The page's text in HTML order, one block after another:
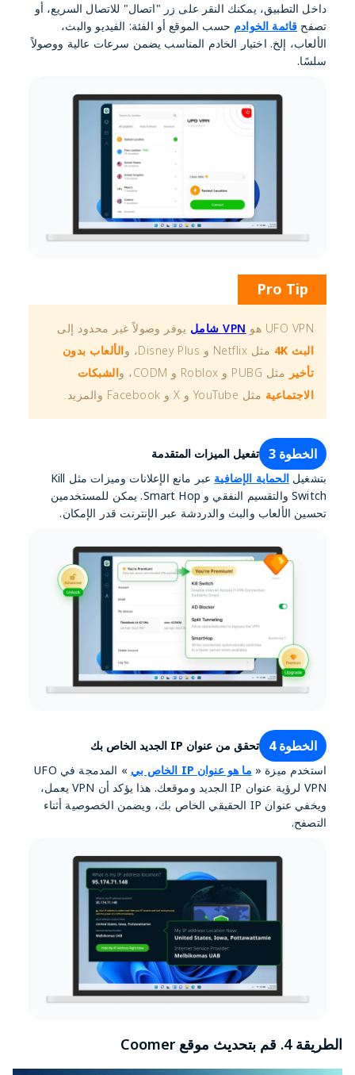
داخل التطبيق، يمكنك النقر على زر "اتصال" للاتصال السريع، أو
تصفح قائمة الخوادم حسب الموقع أو الفئة: الفيديو والبث،
الألعاب، إلخ. اختيار الخادم المناسب يضمن سرعات عالية ووصولاً
سلسًا.
Pro Tip
UFO VPN هو VPN شامل
يوفر وصولاً غير محدود إلى
البث 4K
مثل Netflix و Disney Plus، و
الألعاب بدون
تأخير مثل PUBG و Roblox و CODM، و
الشبكات
الاجتماعية مثل YouTube و X و Facebook والمزيد.
الخطوة 3
تفعيل الميزات المتقدمة
بتشغيلالحماية الإضافية
عبر مانع الإعلانات وميزات مثل Kill
Switch والتقسيم النفقي و Smart Hop. يمكن للمستخدمين
تحسين الألعاب والبث والدردشة عبر الإنترنت قدر الإمكان.
الخطوة 4
تحقق من عنوان IP الجديد الخاص بك
استخدم ميزة « ما هو عنوان IP الخاص بي
» المدمجة في UFO
VPN لرؤية عنوان IP الجديد وموقعك. هذا يؤكد أن VPN يعمل،
ويخفي عنوان IP الحقيقي الخاص بك، ويضمن الخصوصية أثناء
التصفح.
الطريقة 4. قم بتحديث موقع Coomer